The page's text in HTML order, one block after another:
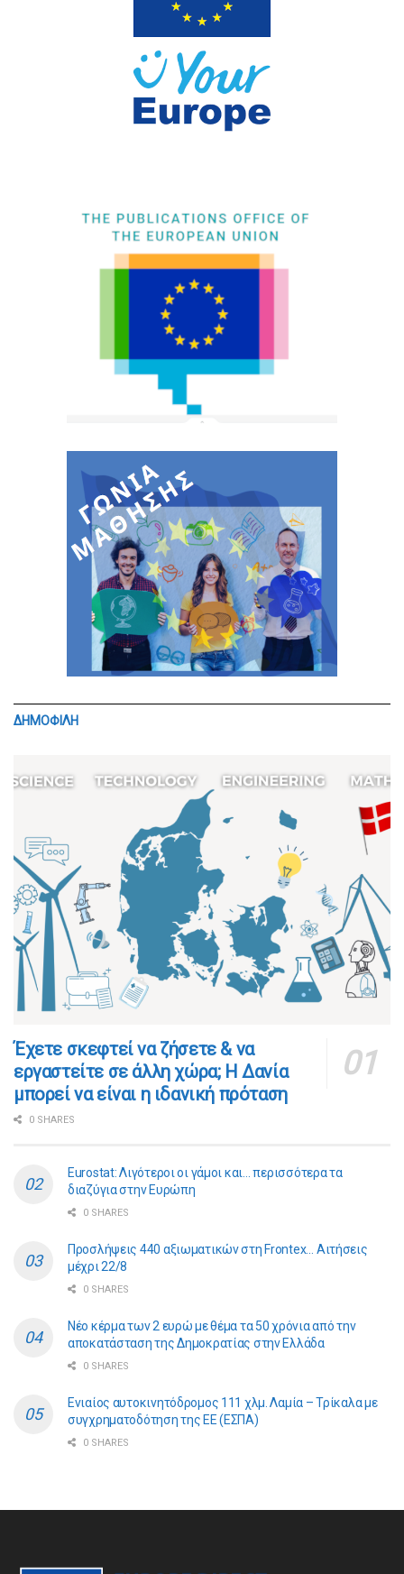
ΔΗΜΟΦΙΛΗ
​​Έχετε σκεφτεί να ζήσετε & να
εργαστείτε σε άλλη χώρα; Η Δανία
μπορεί να είναι η ιδανική πρόταση
0 SHARES
Eurostat: Λιγότεροι οι γάμοι και… περισσότερα τα
διαζύγια στην Ευρώπη
0 SHARES
Προσλήψεις 440 αξιωματικών στη Frontex… Αιτήσεις
μέχρι 22/8
0 SHARES
Νέο κέρμα των 2 ευρώ με θέμα τα 50 χρόνια από την
αποκατάσταση της Δημοκρατίας στην Ελλάδα
0 SHARES
Ενιαίος αυτοκινητόδρομος 111 χλμ. Λαμία – Τρίκαλα με
συγχρηματοδότηση της ΕE (ΕΣΠΑ)
0 SHARES